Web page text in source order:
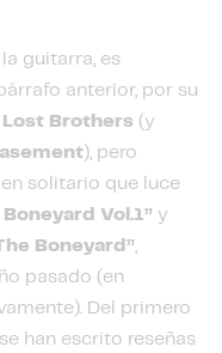
guitarra, es
anterior, por su
Lost Brothers (y
), pero
solitario que luce
Vol.1” y
Boneyard”,
pasado (en
Del primero
han escrito reseñas